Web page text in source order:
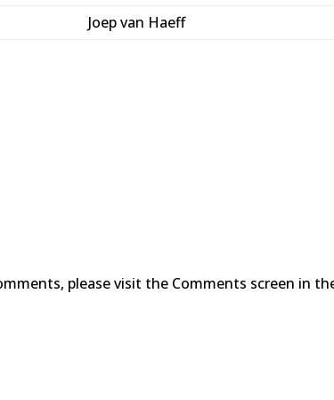
Joep van Haeff
please visit the Comments screen in